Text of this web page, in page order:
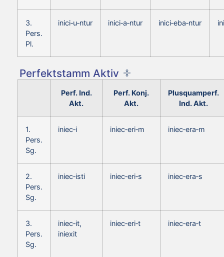
3.
Pers.
Pl.
inici‑u‑ntur inici‑a‑ntur inici‑eba‑ntur
Perfektstamm Aktiv
Perf. Ind.
Akt.
Perf. Konj.
Akt.
Plusquamperf.
Ind. Akt.
1.
Pers.
Sg.
iniec‑i iniec‑eri‑m iniec‑era‑m
2.
Pers.
Sg.
iniec‑isti iniec‑eri‑s iniec‑era‑s
3.
Pers.
Sg.
iniec‑it,
iniexit
iniec‑eri‑t iniec‑era‑t